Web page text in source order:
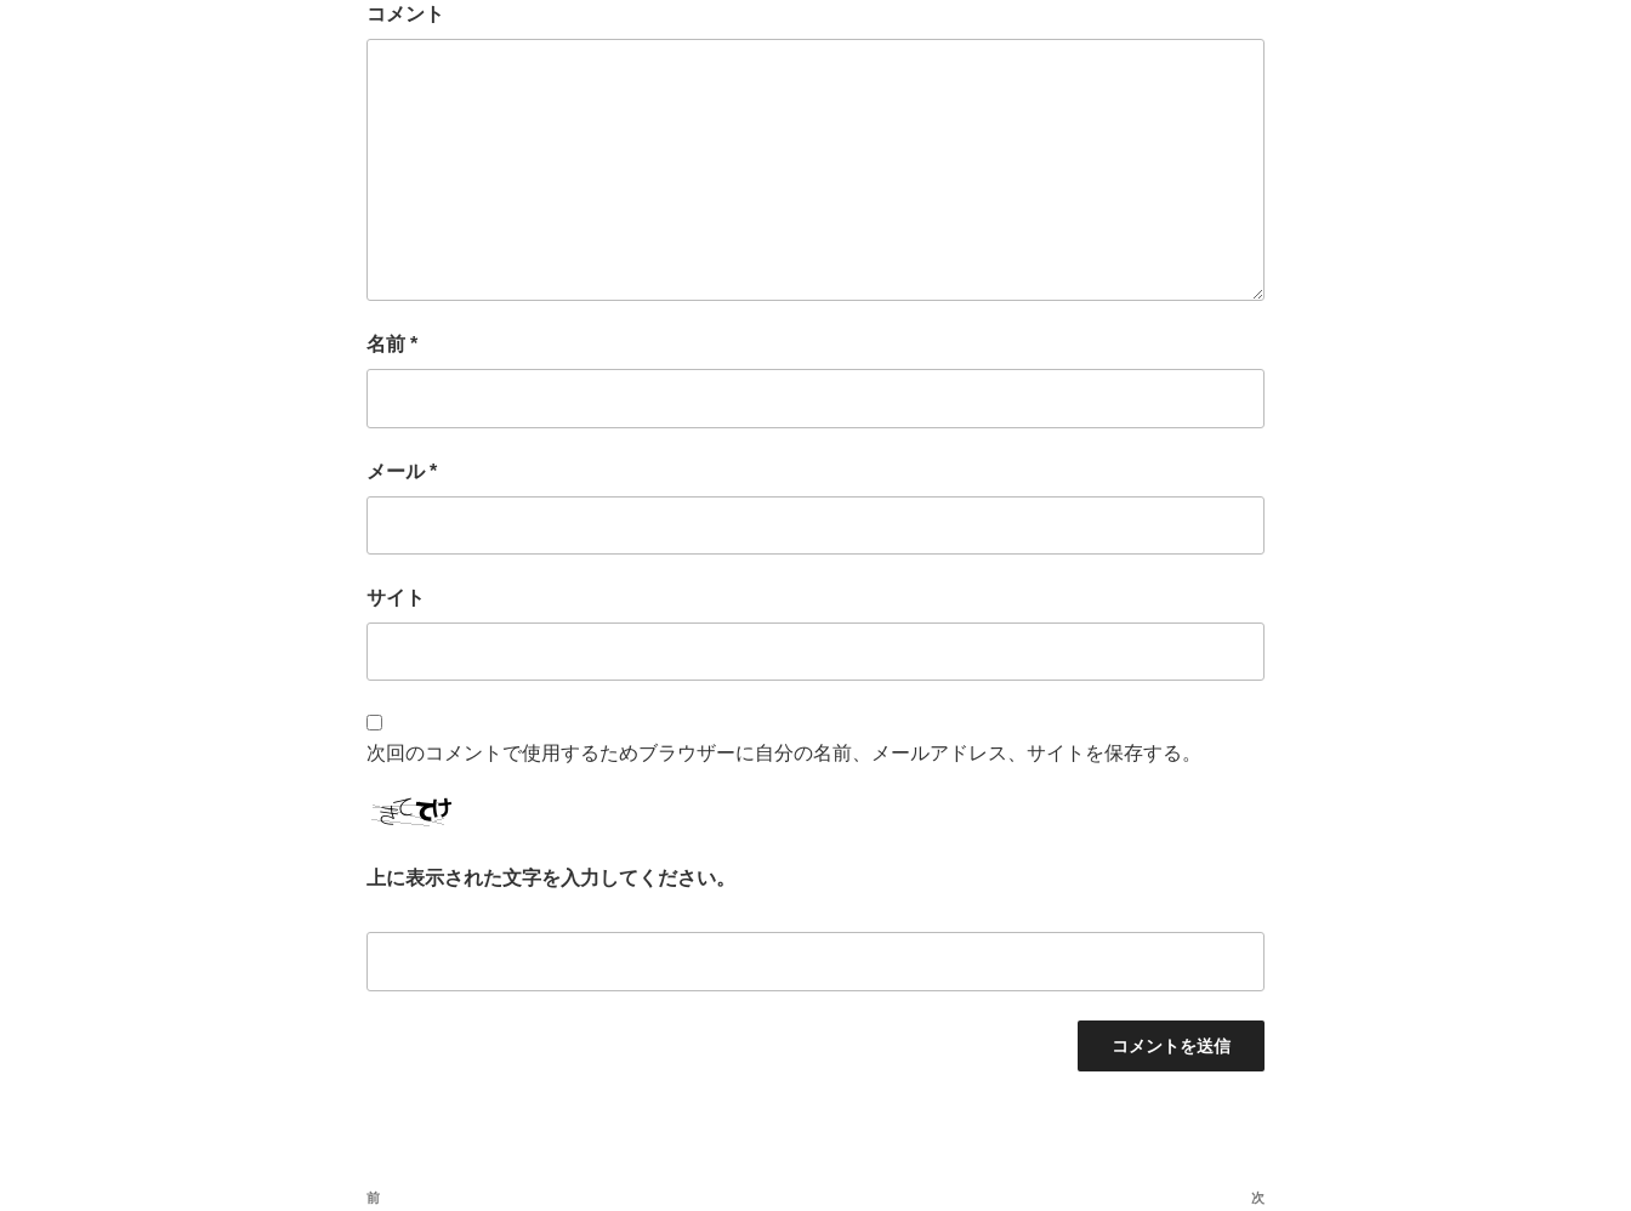
コメント
名前 *
メール*
サイト
次回のコメントで使用するためブラウザーに自分の名前、メールアドレス、サイトを保存する。
上に表示された文字を入力してください。
投
過
前 次